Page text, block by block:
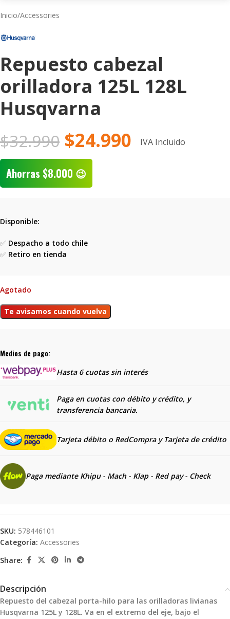
Inicio/Accessories
Repuesto cabezal
orilladora 125L 128L
Husqvarna
$32.990 $24.990 IVA Incluido
Ahorras $8.000 😉
Disponible:
✅ Despacho a todo chile
✅ Retiro en tienda
Agotado
Medios de pago:
Hasta 6 cuotas sin interés
Paga en cuotas con débito y crédito, y
transferencia bancaria.
Tarjeta débito o RedCompra y Tarjeta de crédito
Paga mediante Khipu - Mach - Klap - Red pay - Check
SKU: 578446101
Categoría: Accessories
Share:
Descripción
Repuesto del cabezal porta-hilo para las orilladoras livianas
Husqvarna 125L y 128L. Va en el extremo del eje, bajo el